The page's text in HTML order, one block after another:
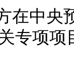
在中央
专项